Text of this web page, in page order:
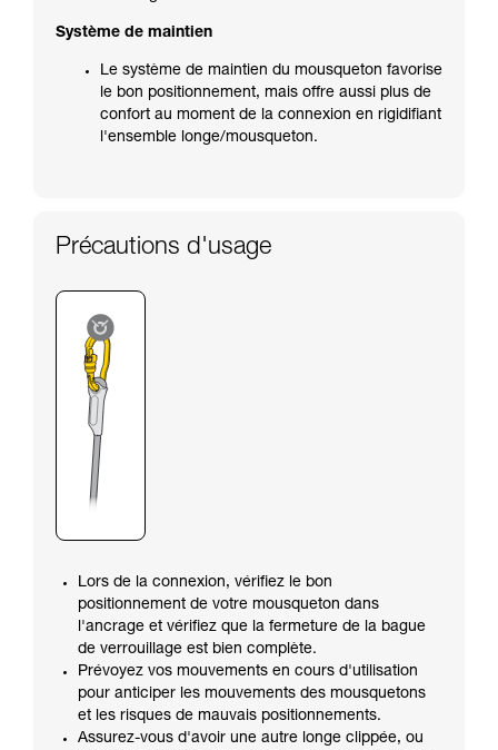
Système de maintien
Le système de maintien du mousqueton favorise
le bon positionnement, mais offre aussi plus de
confort au moment de la connexion en rigidifiant
l'ensemble longe/mousqueton.
Précautions d'usage
Lors de la connexion, vérifiez le bon
positionnement de votre mousqueton dans
l'ancrage et vérifiez que la fermeture de la bague
de verrouillage est bien complète.
Prévoyez vos mouvements en cours d'utilisation
pour anticiper les mouvements des mousquetons
et les risques de mauvais positionnements.
Assurez-vous d'avoir une autre longe clippée, ou